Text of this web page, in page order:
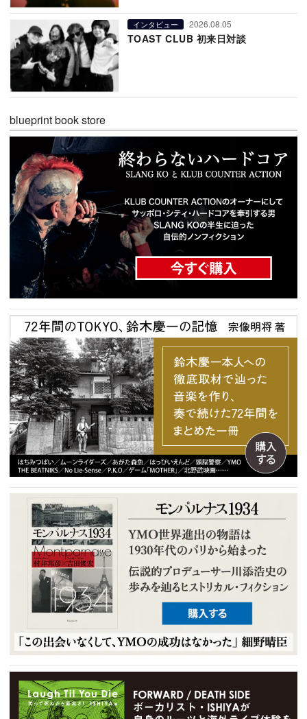
インタビュー 2026.08.05
TOAST CLUB 初来日対談
blueprint book store